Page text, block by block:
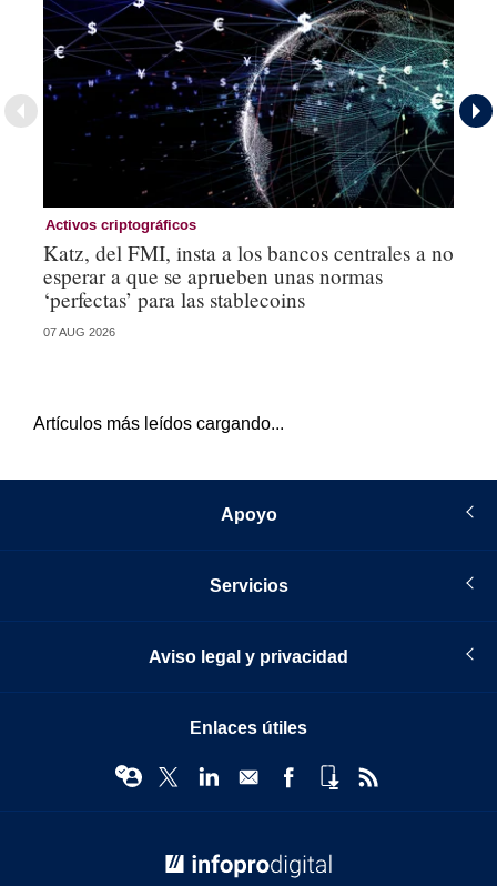
Activos criptográficos
Katz, del FMI, insta a los bancos centrales a no
esperar a que se aprueben unas normas
‘perfectas’ para las stablecoins
07 AUG 2026
Artículos más leídos cargando...
Apoyo
Servicios
Aviso legal y privacidad
Enlaces útiles